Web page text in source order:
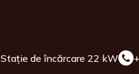
Stație de încărcare 22 kW